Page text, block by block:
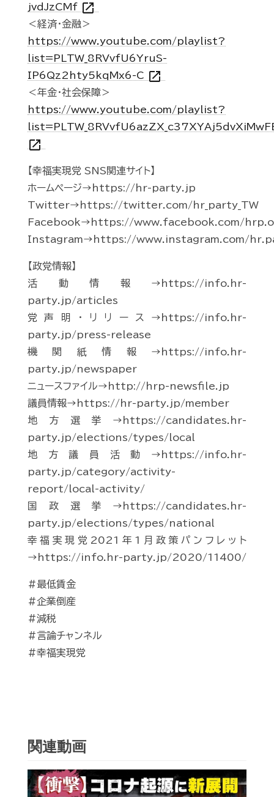
jvdJzCMf open_in_new
＜経済・金融＞
https://www.youtube.com/playlist?
list=PLTW_8RVvfU6YruS-
IP6Qz2hty5kqMx6-C open_in_new
＜年金・社会保障＞
https://www.youtube.com/playlist?
open_in_new
【幸福実現党 SNS関連サイト】
ホームページ→https://hr-party.jp
Twitter→https://twitter.com/hr_party_TW
Facebook→https://www.facebook.com/
Instagram→https://www.instagram.com/
【政党情報】
活動情報→https://info.hr-
party.jp/articles
党声明・リリース→https://info.hr-
party.jp/press-release
機関紙情報→https://info.hr-
party.jp/newspaper
ニュースファイル→http://hrp-newsfile.jp
議員情報→https://hr-party.jp/member
地方選挙→https://candidates.hr-
party.jp/elections/types/local
地方議員活動→https://info.hr-
party.jp/category/activity-
report/local-activity/
国政選挙→https://candidates.hr-
party.jp/elections/types/national
幸福実現党2021年1月政策パンフレット
→https://info.hr-party.jp/2020/11400/
#最低賃金
#企業倒産
#減税
#言論チャンネル
#幸福実現党
関連動画